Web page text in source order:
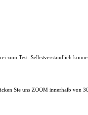
Test. Selbstverständlich
Sie uns ZOOM innerhalb von